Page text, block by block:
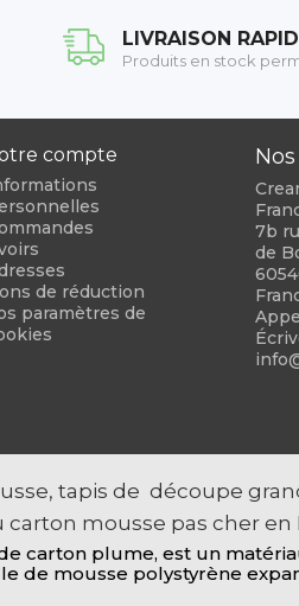
LIVRAISON
Produits en stock
compte
de réduction
paramètres de
7b
de
tapis de découpe
mousse pas cher en
carton plume, est un
de mousse polystyrène